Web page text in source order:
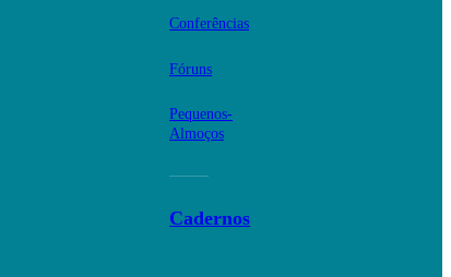
Conferências
Fóruns
Pequenos-
Almoços
Cadernos